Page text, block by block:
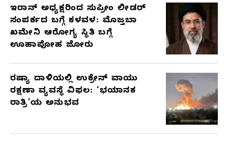
ಇರಾನ್ ಅಧ್ಯಕ್ಷರಿಂದ ಸುಪ್ರೀಂ ಲೀಡರ್
ಸಂಪರ್ಕದ ಬಗ್ಗೆ ಕಳವಳ: ಮೊಜ್ತಬಾ
ಖಮೇನಿ ಆರೋಗ್ಯ ಸ್ಥಿತಿ ಬಗ್ಗೆ
ಊಹಾಪೋಹ ಜೋರು
ರಷ್ಯಾ ದಾಳಿಯಲ್ಲಿ ಉಕ್ರೇನ್ ವಾಯು
ರಕ್ಷಣಾ ವ್ಯವಸ್ಥೆ ವಿಫಲ: ‘ಭಯಾನಕ
ರಾತ್ರಿ’ಯ ಅನುಭವ